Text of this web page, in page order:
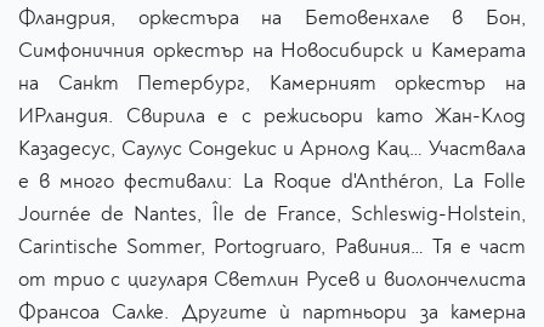
Фландрия, оркестъра на Бетовенхале в Бон,
Симфоничния оркестър на Новосибирск и Камерата
на Санкт Петербург, Камерният оркестър на
ИРландия. Свирила е с режисьори като Жан-Клод
Казадесус, Саулус Сондекис и Арнолд Кац… Участвала
е в много фестивали: La Roque d'Anthéron, La Folle
Journée de Nantes, Île de France, Schleswig-Holstein,
Carintische Sommer, Portogruaro, Равиния… Тя е част
от трио с цигуларя Светлин Русев и виолончелиста
Франсоа Салке. Другите ѝ партньори за камерна